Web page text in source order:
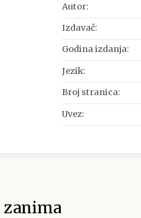
Autor:
Izdavač:
Godina izdanja:
Jezik:
Broj stranica:
Uvez:
zanima